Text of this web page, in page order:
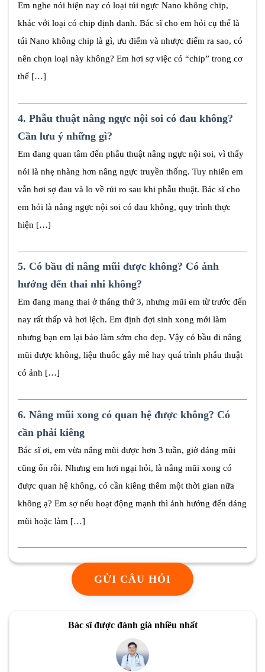
Em nghe nói hiện nay có loại túi ngực Nano không chip,
khác với loại có chip định danh. Bác sĩ cho em hỏi cụ thể là
túi Nano không chip là gì, ưu điểm và nhược điểm ra sao, có
nên chọn loại này không? Em hơi sợ việc có “chip” trong cơ
thể […]
4. Phẫu thuật nâng ngực nội soi có đau không?
Cần lưu ý những gì?
Em đang quan tâm đến phẫu thuật nâng ngực nội soi, vì thấy
nói là nhẹ nhàng hơn nâng ngực truyền thống. Tuy nhiên em
vẫn hơi sợ đau và lo về rủi ro sau khi phẫu thuật. Bác sĩ cho
em hỏi là nâng ngực nội soi có đau không, quy trình thực
hiện […]
5. Có bầu đi nâng mũi được không? Có ảnh
hưởng đến thai nhi không?
Em đang mang thai ở tháng thứ 3, nhưng mũi em từ trước đến
nay rất thấp và hơi lệch. Em định đợi sinh xong mới làm
nhưng bạn em lại bảo làm sớm cho đẹp. Vậy có bầu đi nâng
mũi được không, liệu thuốc gây mê hay quá trình phẫu thuật
có ảnh […]
6. Nâng mũi xong có quan hệ được không? Có
cần phải kiêng
Bác sĩ ơi, em vừa nâng mũi được hơn 3 tuần, giờ dáng mũi
cũng ổn rồi. Nhưng em hơi ngại hỏi, là nâng mũi xong có
được quan hệ không, có cần kiêng thêm một thời gian nữa
không ạ? Em sợ nếu hoạt động mạnh thì ảnh hưởng đến dáng
mũi hoặc làm […]
GỬI CÂU HỎI
Bác sĩ được đánh giá nhiều nhất